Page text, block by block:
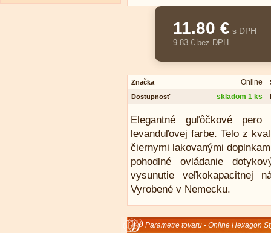
11.80 € s DPH
9.83 € bez DPH
Značka Online
Dostupnosť
skladom 1 ks
Elegantné guľôčkové
levanduľovej farbe. Telo z
čiernymi lakovanými
pohodlné ovládanie
vysunutie veľkokapacitnej
Vyrobené v Nemecku.
Parametre tovaru - Online Hexagon